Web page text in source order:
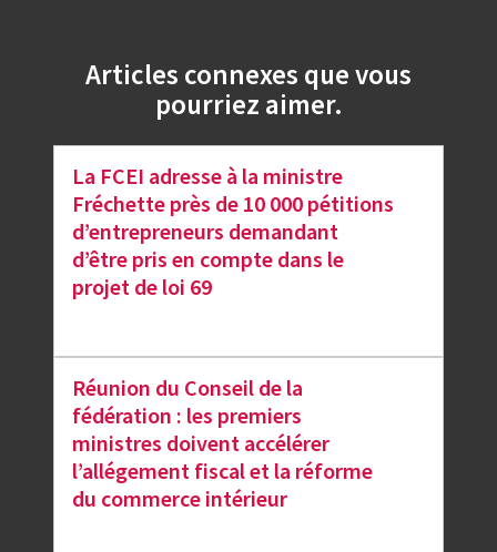
Articles connexes que vous
pourriez aimer.
La FCEI adresse à la ministre
Fréchette près de 10 000 pétitions
d’entrepreneurs demandant
d’être pris en compte dans le
projet de loi 69
Réunion du Conseil de la
fédération : les premiers
ministres doivent accélérer
l’allégement fiscal et la réforme
du commerce intérieur